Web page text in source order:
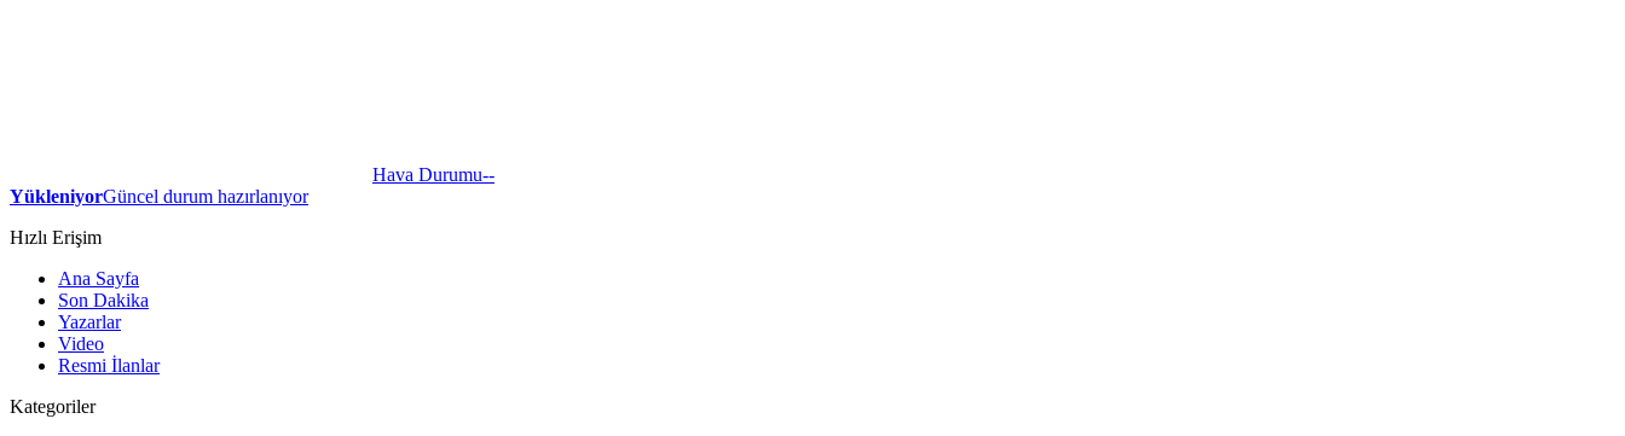
Hava Durumu--
YükleniyorGüncel durum hazırlanıyor
Hızlı Erişim
Ana Sayfa
Son Dakika
Yazarlar
Video
Resmi İlanlar
Kategoriler